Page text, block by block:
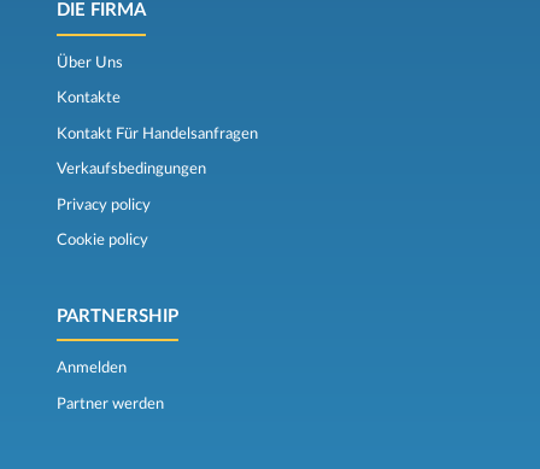
DIE FIRMA
Über Uns
Kontakte
Kontakt Für Handelsanfragen
Verkaufsbedingungen
Privacy policy
Cookie policy
PARTNERSHIP
Anmelden
Partner werden